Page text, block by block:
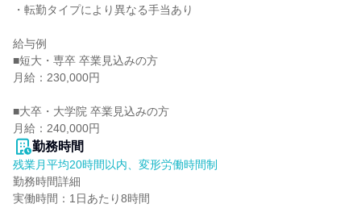
・転勤タイプにより異なる手当あり
給与例
■短大・専卒 卒業見込みの方
月給：230,000円
■大卒・大学院 卒業見込みの方
月給：240,000円
勤務時間
残業月平均20時間以内、変形労働時間制
勤務時間詳細
実働時間：1日あたり8時間